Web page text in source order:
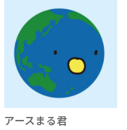
アースまる君